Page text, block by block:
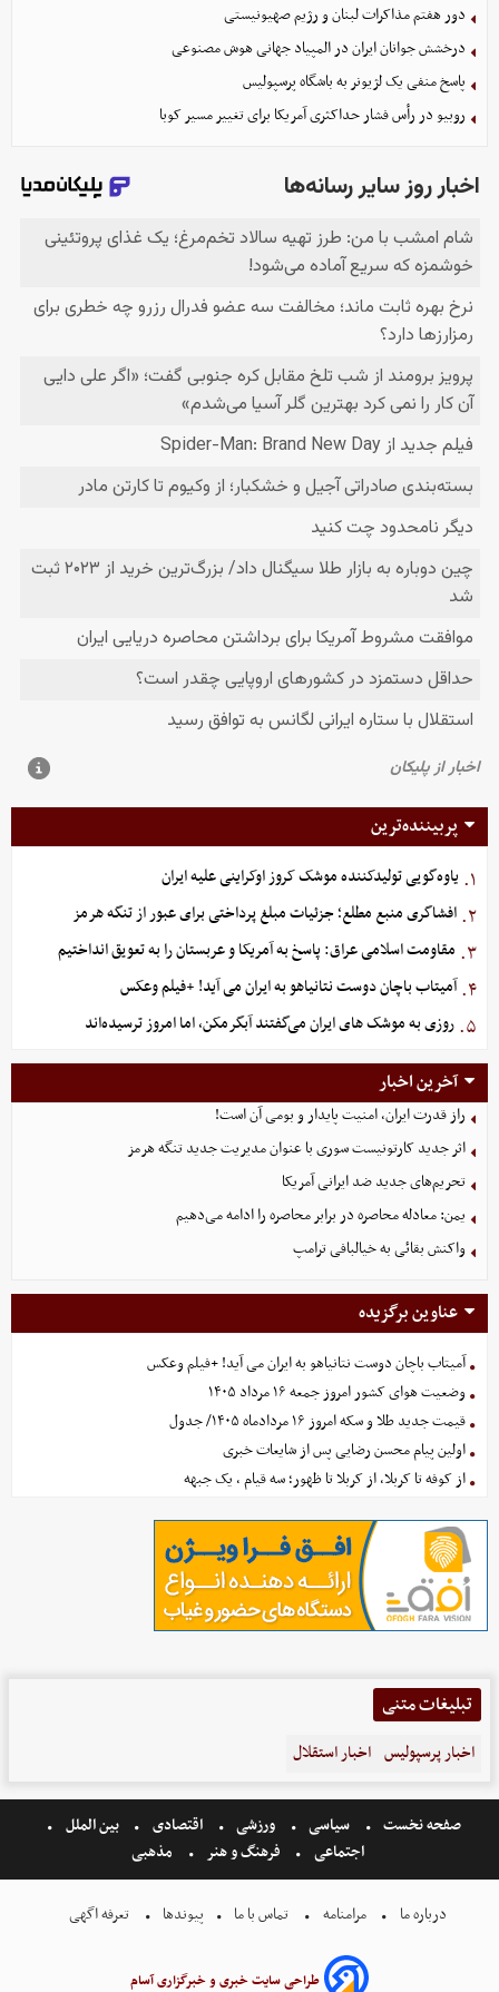
دور هفتم مذاکرات لبنان و رژیم صهیونیستی
درخشش جوانان ایران در المپیاد جهانی هوش مصنوعی
پاسخ منفی یک لژیونر به باشگاه پرسپولیس
روبیو در رأس فشار حداکثری آمریکا برای تغییر مسیر کوبا
پربیننده‌ترین
۱. یاوه‌گویی تولیدکننده موشک کروز اوکراینی علیه ایران
۲. افشاگری منبع مطلع؛ جزئیات مبلغ پرداختی برای عبور از تنگه هرمز
۳. مقاومت اسلامی عراق: پاسخ به آمریکا و عربستان را به تعویق انداختیم
۴. آمیتاب باچان دوست نتانیاهو به ایران می آید! +فیلم وعکس
۵. روزی به موشک‌ های ایران می‌گفتند آبگرمکن، اما امروز ترسیده‌اند
آخرین اخبار
راز قدرت ایران، امنیت پایدار و بومی آن است!
اثر جدید کارتونیست سوری با عنوان مدیریت جدید تنگه هرمز
تحریم‌های جدید ضد ایرانی آمریکا
یمن: معادله محاصره در برابر محاصره را ادامه می‌دهیم
واکنش بقائی به خیالبافی ترامپ
عناوین برگزیده
آمیتاب باچان دوست نتانیاهو به ایران می آید! +فیلم وعکس
وضعیت هوای کشور امروز جمعه ۱۶ مرداد ۱۴۰۵
قیمت جدید طلا و سکه امروز ۱۶ مردادماه ۱۴۰۵/ جدول
اولین پیام محسن رضایی پس از شایعات خبری
از کوفه تا کربلا، از کربلا تا ظهور؛ سه قیام ، یک جبهه
تبلیغات متنی
اخبار پرسپولیس اخبار استقلال
صفحه نخست سیاسی ورزشی اقتصادی
بین الملل
اجتماعی
فرهنگ و هنر مذهبی
درباره ما مرامنامه تماس با ما پیوندها تعرفه اگهی
طراحی سایت خبری و خبرگزاری آسام